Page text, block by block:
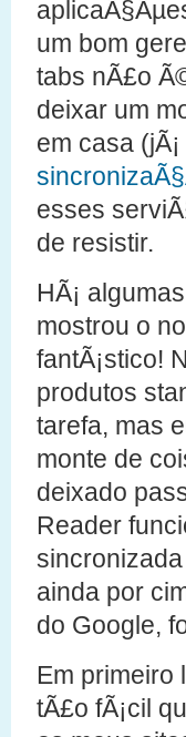
um bom
tabs nÃ£o
deixar um
em casa
esses
de resistir.
HÃ¡
mostrou o
fantÃ¡stico!
produtos
tarefa, mas
monte de
deixado
Reader
ainda por
do Google,
Em primeiro
tÃ£o fÃ¡cil